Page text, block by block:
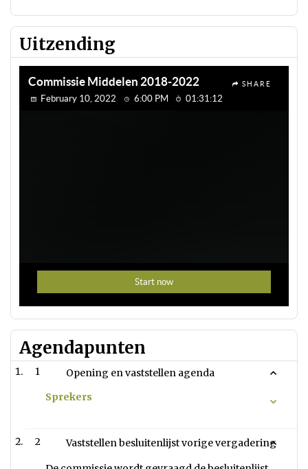
Uitzending
Agendapunten
1
Opening en vaststellen agenda
Sprekers
2 Vaststellen besluitenlijst vorige vergadering